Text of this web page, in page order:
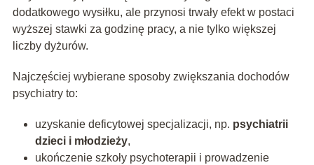
dodatkowego wysiłku, ale przynosi trwały efekt w postaci
wyższej stawki za godzinę pracy, a nie tylko większej
liczby dyżurów.
Najczęściej wybierane sposoby zwiększania dochodów
psychiatry to:
uzyskanie deficytowej specjalizacji, np. psychiatrii
dzieci i młodzieży,
ukończenie szkoły psychoterapii i prowadzenie